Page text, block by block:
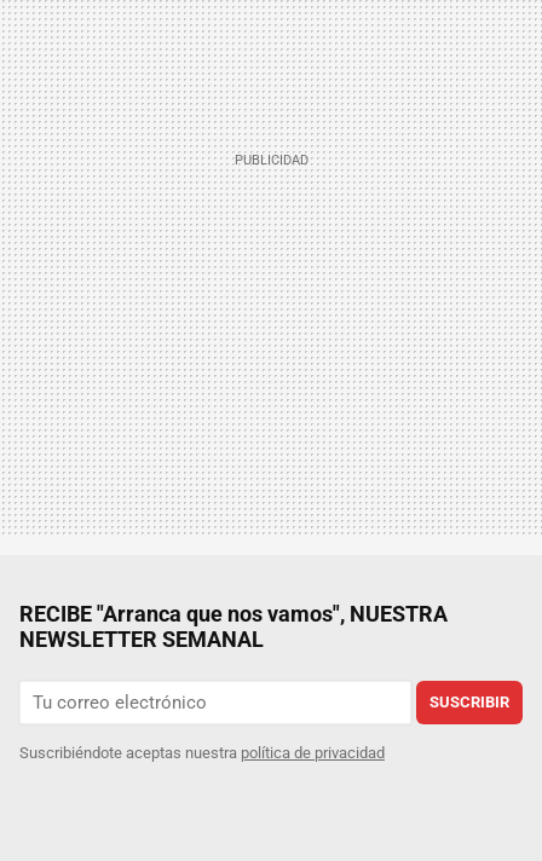
RECIBE "Arranca que nos vamos", NUESTRA
NEWSLETTER SEMANAL
SUSCRIBIR
Suscribiéndote aceptas nuestra política de privacidad